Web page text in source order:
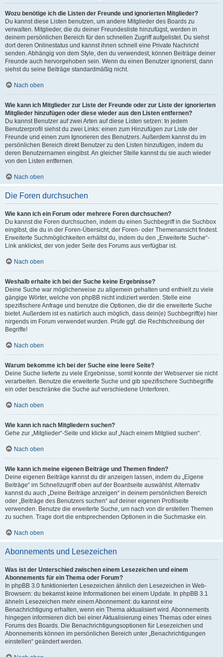
Wozu benötige ich die Listen der Freunde und ignorierten Mitglieder?
Du kannst diese Listen benutzen, um andere Mitglieder des Boards zu
verwalten. Mitglieder, die du deiner Freundesliste hinzufügst, werden in
deinem persönlichen Bereich für den schnellen Zugriff aufgelistet. Du siehst
dort deren Onlinestatus und kannst ihnen schnell eine Private Nachricht
senden. Abhängig von dem Style, den du verwendest, können Beiträge deiner
Freunde auch hervorgehoben sein. Wenn du einen Benutzer ignorierst, dann
siehst du seine Beiträge standardmäßig nicht.
Nach oben
Wie kann ich Mitglieder zur Liste der Freunde oder zur Liste der ignorierten
Mitglieder hinzufügen oder diese wieder aus den Listen entfernen?
Du kannst Benutzer auf zwei Arten auf diese Listen setzen: In jedem
Benutzerprofil siehst du zwei Links: einen zum Hinzufügen zur Liste der
Freunde und einen zum Ignorieren des Benutzers. Außerdem kannst du im
persönlichen Bereich direkt Benutzer zu den Listen hinzufügen, indem du
deren Benutzernamen eingibst. An gleicher Stelle kannst du sie auch wieder
von den Listen entfernen.
Nach oben
Die Foren durchsuchen
Wie kann ich ein Forum oder mehrere Foren durchsuchen?
Du kannst die Foren durchsuchen, indem du einen Suchbegriff in die Suchbox
eingibst, die du in der Foren-Übersicht, der Foren- oder Themenansicht findest.
Erweiterte Suchmöglichkeiten erhältst du, indem du den „Erweiterte Suche“-
Link anklickst, der von jeder Seite des Forums aus verfügbar ist.
Nach oben
Weshalb erhalte ich bei der Suche keine Ergebnisse?
Deine Suche war möglicherweise zu allgemein gehalten und enthielt zu viele
gängige Wörter, welche von phpBB nicht indiziert werden. Stelle eine
spezifischere Anfrage und benutze die Optionen, die dir die erweiterte Suche
bietet. Außerdem ist es natürlich auch möglich, dass dein(e) Suchbegriff(e) hier
nirgends im Forum verwendet wurden. Prüfe ggf. die Rechtschreibung der
Begriffe!
Nach oben
Warum bekomme ich bei der Suche eine leere Seite?
Deine Suche lieferte zu viele Ergebnisse, somit konnte der Webserver sie nicht
verarbeiten. Benutze die erweiterte Suche und gib spezifischere Suchbegriffe
ein oder beschränke die Suche auf verschiedene Unterforen.
Nach oben
Wie kann ich nach Mitgliedern suchen?
Gehe zur „Mitglieder“-Seite und klicke auf „Nach einem Mitglied suchen“.
Nach oben
Wie kann ich meine eigenen Beiträge und Themen finden?
Deine eigenen Beiträge kannst du dir anzeigen lassen, indem du „Eigene
Beiträge“ im Schnellzugriff oben auf der Boardseite auswählst. Alternativ
kannst du auch „Deine Beiträge anzeigen“ in deinem persönlichen Bereich
oder „Beiträge des Benutzers suchen“ auf deiner eigenen Profilseite
verwenden. Benutze die erweiterte Suche, um nach von dir erstellen Themen
zu suchen. Trage dort die entsprechenden Optionen in die Suchmaske ein.
Nach oben
Abonnements und Lesezeichen
Was ist der Unterschied zwischen einem Lesezeichen und einem
Abonnements für ein Thema oder Forum?
In phpBB 3.0 funktionierten Lesezeichen ähnlich den Lesezeichen in Web-
Browsern: du bekamst keine Informationen bei einem Update. In phpBB 3.1
ähneln Lesezeichen mehr einem Abonnement: du kannst eine
Benachrichtigung erhalten, wenn ein Thema aktualisiert wird. Abonnements
hingegen informieren dich bei einer Aktualisierung eines Themas oder eines
Forums des Boards. Die Benachrichtigungsoptionen für Lesezeichen und
Abonnements können im persönlichen Bereich unter „Benachrichtigungen
einstellen“ geändert werden.